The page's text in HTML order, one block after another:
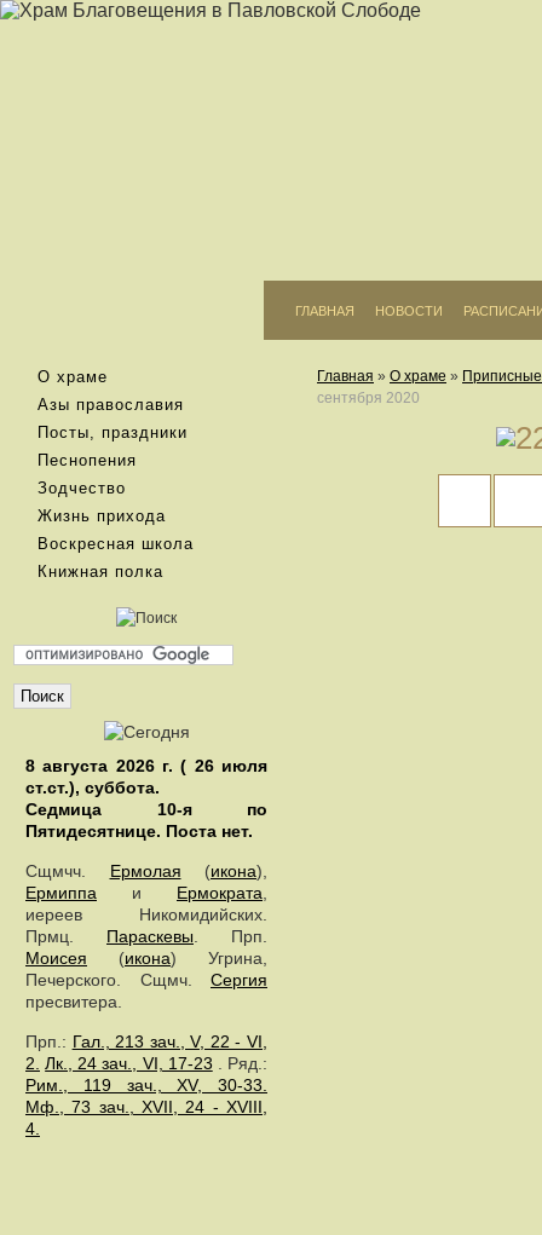
ГЛАВНАЯ НОВОСТИ
О храме
Азы православия
Посты, праздники
Песнопения
Зодчество
Жизнь прихода
Воскресная школа
Книжная полка
8 августа 2026 г. ( 26 июля
ст.ст.), суббота.
Седмица 10-я по
Пятидесятнице. Поста нет.
Сщмчч. Ермолая (икона),
Ермиппа и Ермократа
иереев Никомидийских.
Прмц. Параскевы . Прп.
Моисея (икона) Угрина,
Печерского. Сщмч. Сергия
пресвитера.
Прп.: Гал., 213 зач., V, 22 - VI,
2. Лк., 24 зач., VI, 17-23
. Ряд.:
Рим., 119 зач., XV, 30-33.
Мф., 73 зач., XVII, 24 - XVIII,
4.
Главная » О храме »
сентября 2020